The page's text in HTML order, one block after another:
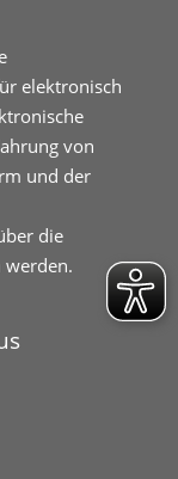
elektronisch
von
und der
die
werden.